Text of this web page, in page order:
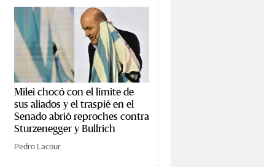
Milei chocó con el límite de
sus aliados y el traspié en el
Senado abrió reproches contra
Sturzenegger y Bullrich
Pedro Lacour